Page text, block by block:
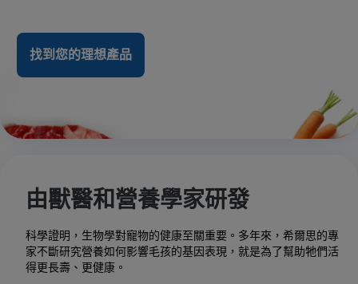
找到您的理想產品
由獸醫和營養學家研發
科學證明，生物學對寵物的健康至關重要。多年來，希爾思的專
家不斷研究營養如何影響毛孩的基因表現，就是為了幫助牠們活
得更長壽、更健康。